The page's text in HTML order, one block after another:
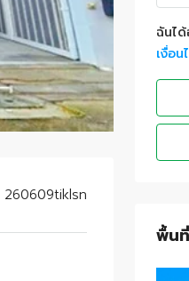
260609tiklsn
ฉันไ
เงื่อ
พื้น